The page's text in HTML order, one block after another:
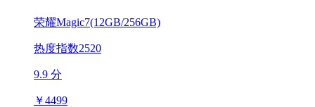
荣耀Magic7(12GB/256GB)
热度指数2520
9.9 分
￥4499